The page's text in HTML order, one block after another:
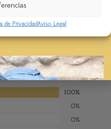
de PrivacidadAviso Legal
1 reseñas.
100%
0%
0%